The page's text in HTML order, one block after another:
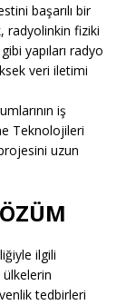
başarılı bir
radyolinkin fiziki
yapıları radyo
veri iletimi
iş
Teknolojileri
uzun
ilgili
ülkelerin
tedbirleri